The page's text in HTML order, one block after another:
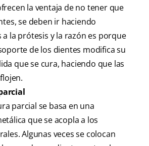
la ventaja de no tener que
se deben ir haciendo
a la prótesis y la razón es porque
de los dientes modifica su
que se cura, haciendo que las
parcial se basa en una
que se acopla a los
Algunas veces se colocan